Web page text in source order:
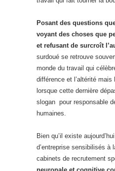
Posant des questions
voyant des choses que
et refusant de surcroît
surdoué se retrouve
monde du travail qui
différence et l’altérité
lorsque cette dernière
slogan pour responsable
humaines.
Bien qu’il existe
d’entreprise sensibilisés à
cabinets de recrutement